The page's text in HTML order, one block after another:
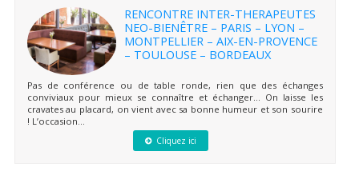
RENCONTRE INTER-THERAPEUTES
NEO-BIENÊTRE – PARIS – LYON –
MONTPELLIER – AIX-EN-PROVENCE
– TOULOUSE – BORDEAUX
Pas de conférence ou de table ronde, rien que des échanges
conviviaux pour mieux se connaître et échanger… On laisse les
cravates au placard, on vient avec sa bonne humeur et son sourire
! L’occasion...
Cliquez ici